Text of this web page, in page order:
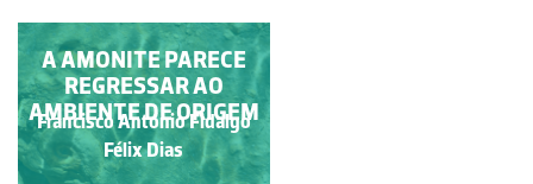
AMONITE DO
JURÁSSICO MÉDIO
Francisco António Fidalgo
Félix Dias
A AMONITE PARECE
REGRESSAR AO
AMBIENTE DE ORIGEM
Francisco António Fidalgo
Félix Dias